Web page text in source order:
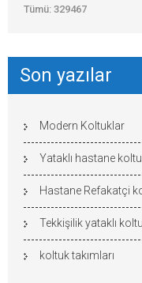
Tümü: 329467
Son yazılar
Modern Koltuklar
Yataklı hastane
Hastane Refakatçi
Tekkişilik yataklı
koltuk takımları